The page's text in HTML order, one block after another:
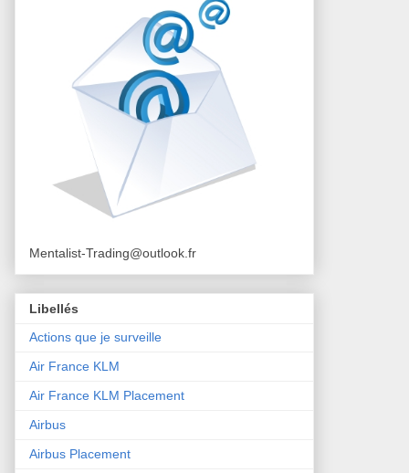
Mentalist-Trading@outlook.fr
Libellés
Actions que je surveille
Air France KLM
Air France KLM Placement
Airbus
Airbus Placement